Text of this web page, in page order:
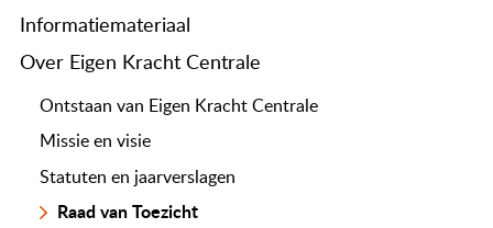
Informatiemateriaal
Over Eigen Kracht Centrale
Ontstaan van Eigen Kracht Centrale
Missie en visie
Statuten en jaarverslagen
Raad van Toezicht